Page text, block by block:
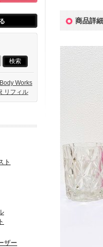
Works
リフィル
ト
ザー
商品詳細